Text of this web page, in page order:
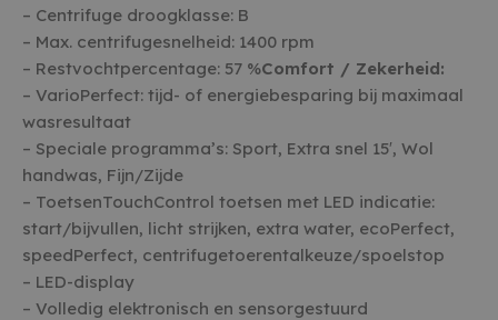
– Centrifuge droogklasse: B
– Max. centrifugesnelheid: 1400 rpm
– Restvochtpercentage: 57 %Comfort / Zekerheid:
– VarioPerfect: tijd- of energiebesparing bij maximaal
wasresultaat
– Speciale programma’s: Sport, Extra snel 15′, Wol
handwas, Fijn/Zijde
– ToetsenTouchControl toetsen met LED indicatie:
start/bijvullen, licht strijken, extra water, ecoPerfect,
speedPerfect, centrifugetoerentalkeuze/spoelstop
– LED-display
– Volledig elektronisch en sensorgestuurd